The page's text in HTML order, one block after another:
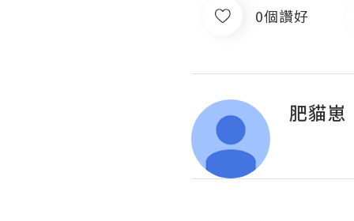
0個讚好
肥貓崽